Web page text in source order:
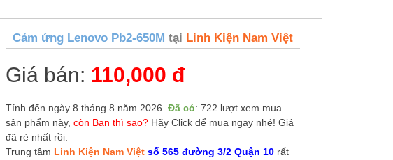
Cảm ứng Lenovo Pb2-650M tại Linh Kiện Nam Việt
Giá bán: 110,000 đ
Tính đến ngày 8 tháng 8 năm 2026. Đã có: 722 lượt xem mua
sản phẩm này, còn Bạn thì sao?Hãy Click để mua ngay nhé! Giá
đã rẻ nhất rồi.
Trung tâm Linh Kiện Nam Việt số 565 đường 3/2 Quận 10rất